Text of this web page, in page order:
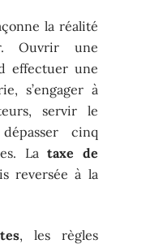
la réalité
Ouvrir une
effectuer une
s’engager à
servir le
cinq
Lataxe de
reversée à la
, les règles